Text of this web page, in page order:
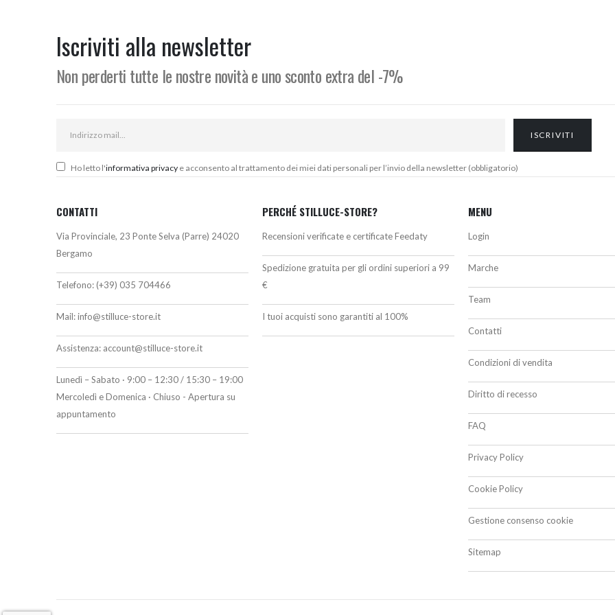
Iscriviti alla newsletter
Non perderti tutte le nostre novità e uno sconto extra del -7%
Ho letto l'informativa privacy e acconsento al trattamento dei miei dati personali per l’invio della newsletter (obbligatorio)
CONTATTI
Via Provinciale, 23 Ponte Selva (Parre) 24020
Bergamo
Telefono: (+39) 035 704466
Mail:info@stilluce-store.it
Assistenza: account@stilluce-store.it
Lunedì – Sabato · 9:00 – 12:30 / 15:30 – 19:00
Mercoledì e Domenica · Chiuso - Apertura su
appuntamento
PERCHÉ STILLUCE-STORE?
Recensioni verificate e certificate Feedaty
Spedizione gratuita per gli ordini superiori a 99
€
I tuoi acquisti sono garantiti al 100%
MENU
Login
Marche
Team
Contatti
Condizioni di vendita
Diritto di recesso
FAQ
Privacy Policy
Cookie Policy
Gestione consenso cookie
Sitemap